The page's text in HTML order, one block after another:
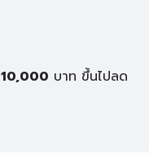
10,000 บาท ขึ้นไปลด